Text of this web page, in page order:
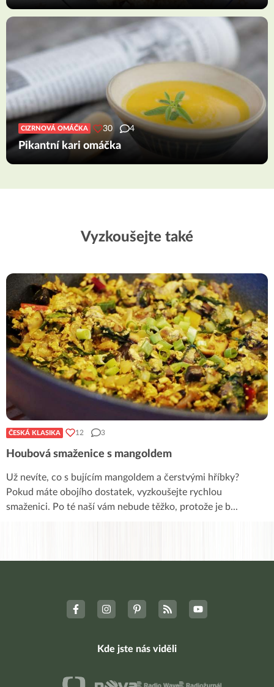
CIZRNOVÁ OMÁČKA 30 4
Pikantní kari omáčka
Vyzkoušejte také
ČESKÁ KLASIKA 12 3
Houbová smaženice s mangoldem
Už nevíte, co s bujícím mangoldem a čerstvými hříbky?
Pokud máte obojího dostatek, vyzkoušejte rychlou
smaženici. Po té naší vám nebude těžko, protože je b...
Kde jste nás viděli